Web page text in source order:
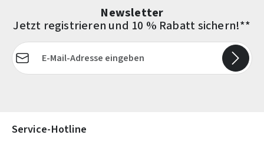
Newsletter
Jetzt registrieren und 10 % Rabatt sichern!**
E-Mail-Adresse*
Service-Hotline